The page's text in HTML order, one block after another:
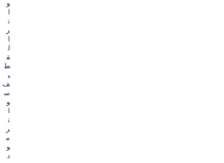
و
ا
ت
ر
ا
ل
ق
ط
ي
ف
س
و
ا
ت
ر
م
و
د